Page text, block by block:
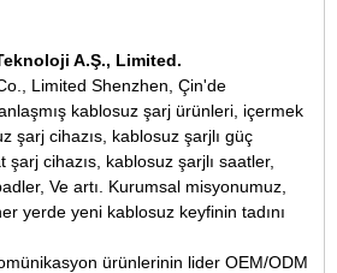
A.Ş., Limited.
Limited Shenzhen, Çin'de
kablosuz şarj ürünleri, içermek
şarj cihazıs, kablosuz şarjlı güç
şarj cihazıs, kablosuz şarjlı saatler,
Ve artı. Kurumsal misyonumuz,
yerde yeni kablosuz keyfinin tadını
ürünlerinin lider OEM/ODM